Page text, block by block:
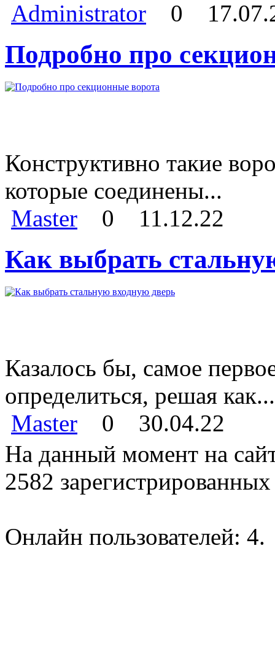
Administrator 0
Подробно про
Конструктивно такие
которые соединены...
Master
0 11.12.22
Как выбрать
Казалось бы, самое
определиться, решая как...
Master
0
30.04.22
На данный момент на
2582 зарегистрированных
Онлайн пользователей: 4.